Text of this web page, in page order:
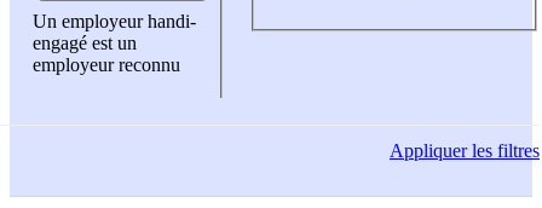
Un employeur handi-
engagé est un
employeur reconnu
Appliquerles filtres